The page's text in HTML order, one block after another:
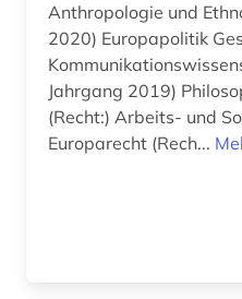
Anthropologie und
2020) Europapolitik
Jahrgang 2019)
(Recht:) Arbeits- und
Europarecht (Rech...